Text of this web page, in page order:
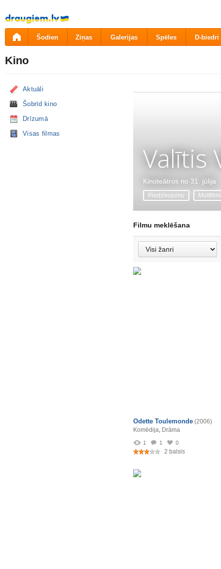
Pāriet
uz
saturu
Šodien Ziņas Galerijas Spēles D-biedri
Kino
Aktuāli
Šobrīd kino
Drīzumā
Visas filmas
Valītis
Kinoteātros no 31. jūlija
Piedzīvojumu
Filmu meklēšana
Odette Toulemonde (2006)
Komēdija, Drāma
1 1 0
2 balsis